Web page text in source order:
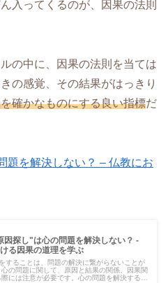
入ってくるのが、因果の法則
の中に、因果の法則を当ては
の感覚、その結果がはっきり
確かなものにする良い指標だ
題を解決しない？ – 仏教にお
因探し"は心の問題を解決しない？ -
る因果の道理を学ぶ
することは、問題の解決に繋がらないことが
心の問題に関して、原因と結果の関係、因果関
には注意が必要です。心の問題を解決する上